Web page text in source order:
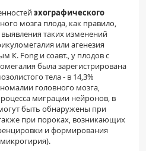
эхографического
мозга плода, как правило,
таких изменений
или агенезия
К. Fong и соавт., у плодов с
была зарегистрирована
тела - в 14,3%
головного мозга,
миграции нейронов, в
быть обнаружены при
при пороках, возникающих
и формирования